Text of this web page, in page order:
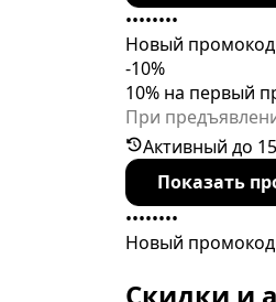
••••••••
Новый промокод
-10%
10% на первый
При
доказательной
Активный до
Показать
••••••••
Новый промокод
Скидки и